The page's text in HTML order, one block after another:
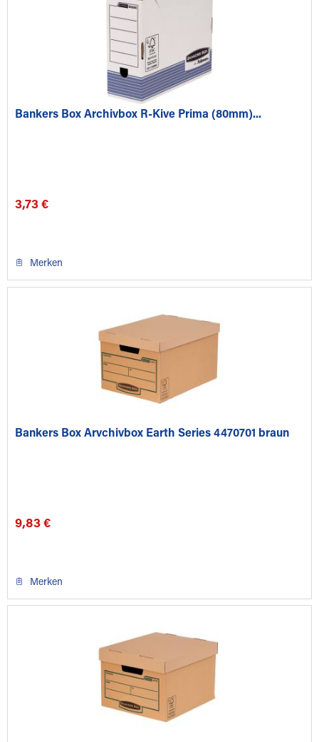
Bankers Box Archivbox R-Kive Prima (80mm)...
3,73 €
Merken
Bankers Box Arvchivbox Earth Series 4470701 braun
9,83 €
Merken